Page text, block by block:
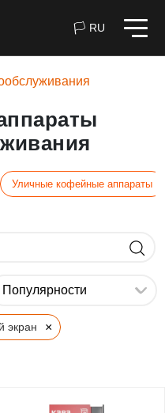
🏳 RU
Уличные кофейные аппараты
экран ×